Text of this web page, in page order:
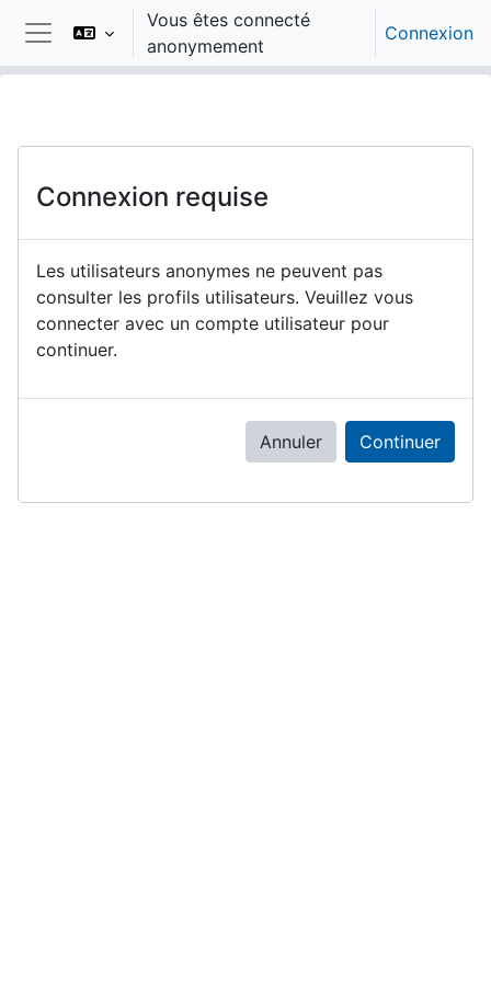
Passer au contenu principal
Panneau latéral
Vous êtes connecté
anonymement
Connexion
Connexion requise
Les utilisateurs anonymes ne peuvent pas
consulter les profils utilisateurs. Veuillez vous
connecter avec un compte utilisateur pour
continuer.
Annuler Continuer